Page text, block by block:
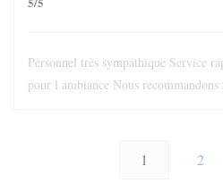
Personnel très sympathique Service
pour l ambiance Nous
1 2